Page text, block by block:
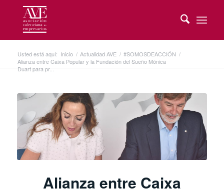
Usted está aquí: Inicio / Actualidad AVE / #SOMOSDEACCIÓN /
Alianza entre Caixa Popular y la Fundación del Sueño Mónica
Duart para pr...
Alianza entre Caixa